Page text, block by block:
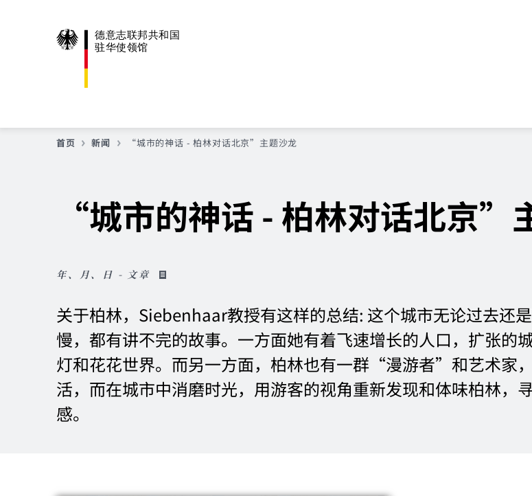
德意志联邦共和国
驻华使领馆
首页 新闻 “城市的神话 - 柏林对话北京”主题沙龙
“城市的神话 - 柏林对话北京”
年、月、日 - 文章
关于柏林，Siebenhaar教授有这样的总结: 这个城市无论过去还
慢，都有讲不完的故事。一方面她有着飞速增长的人口，扩张的
灯和花花世界。而另一方面，柏林也有一群“漫游者”和艺术家
活，而在城市中消磨时光，用游客的视角重新发现和体味柏林，
感。